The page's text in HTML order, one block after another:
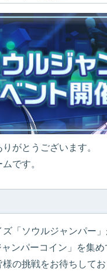
がとうございます。
です。
「ソウルジャンパー
ンパーコイン」を集
の挑戦をお待ちして